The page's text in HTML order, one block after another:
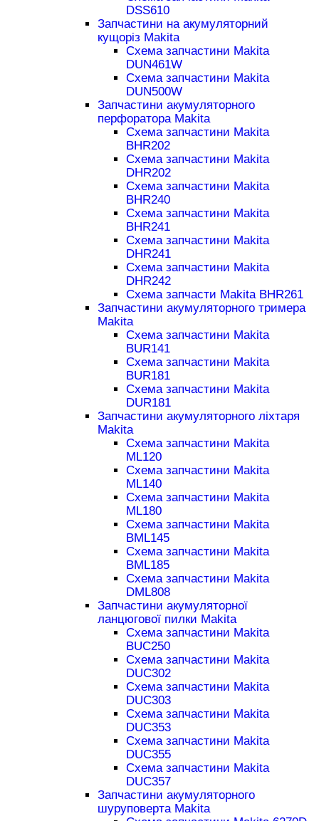
DSS610
Запчастини на акумуляторний
кущоріз Makita
Схема запчастини Makita
DUN461W
Схема запчастини Makita
DUN500W
Запчастини акумуляторного
перфоратора Makita
Схема запчастини Makita
BHR202
Схема запчастини Makita
DHR202
Схема запчастини Makita
BHR240
Схема запчастини Makita
BHR241
Схема запчастини Makita
DHR241
Схема запчастини Makita
DHR242
Схема запчасти Makita BHR261
Запчастини акумуляторного тримера
Makita
Схема запчастини Makita
BUR141
Схема запчастини Makita
BUR181
Схема запчастини Makita
DUR181
Запчастини акумуляторного ліхтаря
Makita
Схема запчастини Makita
ML120
Схема запчастини Makita
ML140
Схема запчастини Makita
ML180
Схема запчастини Makita
BML145
Схема запчастини Makita
BML185
Схема запчастини Makita
DML808
Запчастини акумуляторної
ланцюгової пилки Makita
Схема запчастини Makita
BUC250
Схема запчастини Makita
DUC302
Схема запчастини Makita
DUC303
Схема запчастини Makita
DUC353
Схема запчастини Makita
DUC355
Схема запчастини Makita
DUC357
Запчастини акумуляторного
шуруповерта Makita